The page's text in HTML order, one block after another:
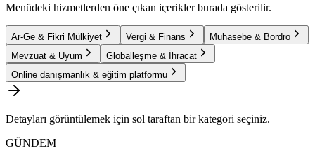
Menüdeki hizmetlerden öne çıkan içerikler burada gösterilir.
Ar-Ge & Fikri Mülkiyet Vergi & Finans
Muhasebe & Bordro
Mevzuat & Uyum
Globalleşme & İhracat
Online danışmanlık & eğitim platformu
Detayları görüntülemek için sol taraftan bir kategori seçiniz.
GÜNDEM